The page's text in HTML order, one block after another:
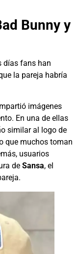
Bunny y
días fans han
la pareja habría
imágenes
En una de ellas
similar al logo de
que muchos toman
usuarios
de Sansa, el